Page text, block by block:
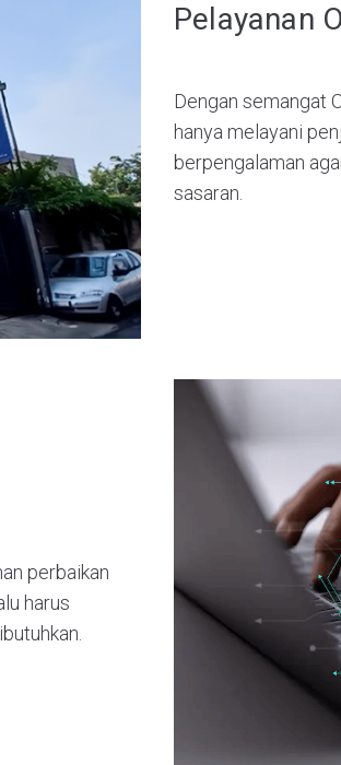
Pelayanan
Dengan semangat
hanya melayani
berpengalaman
sasaran.
perbaikan
harus